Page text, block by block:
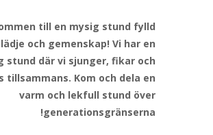
till en mysig stund fylld
och gemenskap! Vi har en
stund där vi sjunger, fikar och
tillsammans. Kom och dela en
varm och lekfull stund över
generationsgränserna!